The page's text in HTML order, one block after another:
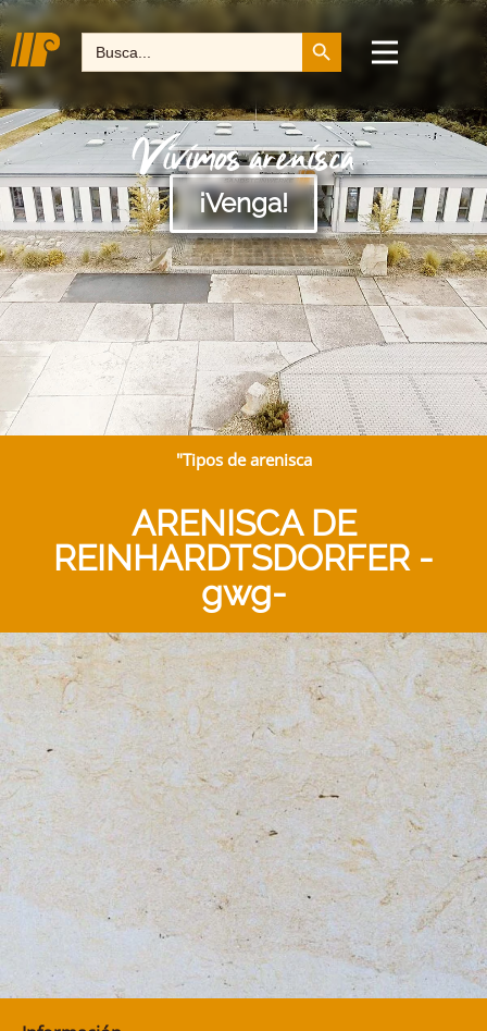
Buscar: Botón de búsqueda
Vivimos arenisca
¡Venga!
"Tipos de arenisca
ARENISCA DE
REINHARDTSDORFER -
gwg-